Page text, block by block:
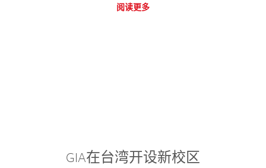
阅读更多
GIA在台湾开设新校区